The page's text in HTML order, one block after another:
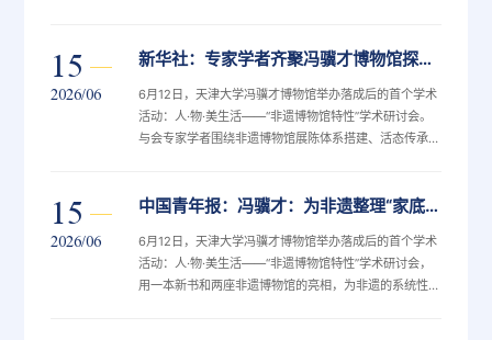
15
2026/06
新华社：专家学者齐聚冯骥才博物馆探讨“非遗博物馆特性”
6月12日，天津大学冯骥才博物馆举办落成后的首个学术
活动：人·物·美生活——“非遗博物馆特性”学术研讨会。
与会专家学者围绕非遗博物馆展陈体系搭建、活态传承实
冯骥才担任总主编、文化艺术出版社出版的《瑞安木活字
图片，分为田野档案、传承人口述档案两卷。其融合传统
志书、民族志与民俗志的体例与特点，开创性地构建出一
种以非遗保护工作为核心的...
15
2026/06
中国青年报：冯骥才：为非遗整理“家底” 把文化根脉保护好
6月12日，天津大学冯骥才博物馆举办落成后的首个学术
活动：人·物·美生活——“非遗博物馆特性”学术研讨会，
用一本新书和两座非遗博物馆的亮相，为非遗的系统性保